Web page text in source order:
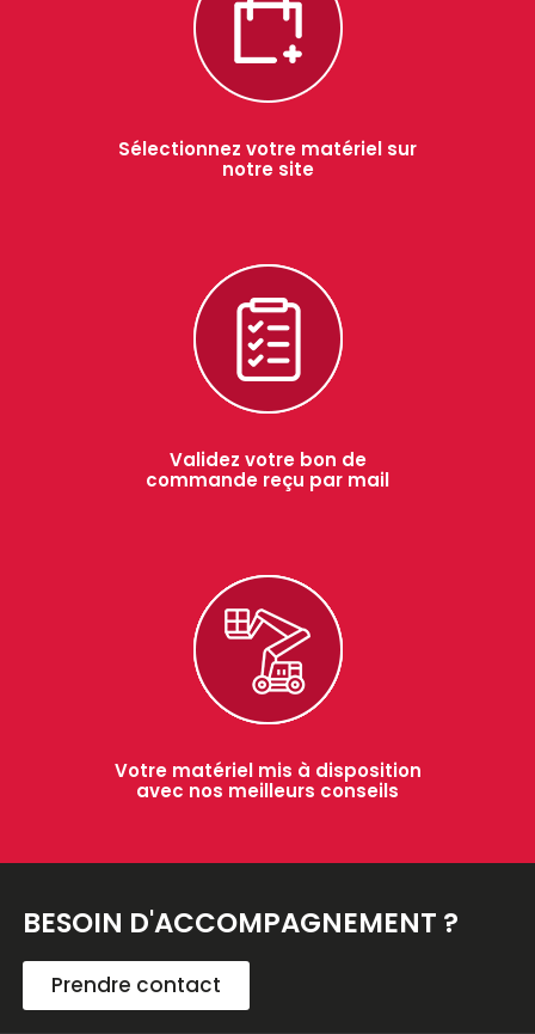
Sélectionnez votre matériel sur
notre site
Validez votre bon de
commande reçu par mail
Votre matériel mis à disposition
avec nos meilleurs conseils
BESOIN D'ACCOMPAGNEMENT ?
Prendre contact